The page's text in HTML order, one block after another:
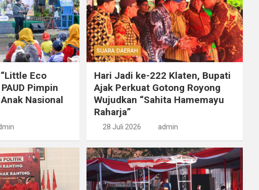
Eco
Pimpin
Nasional
SUARA DAERAH
Hari Jadi ke-222 Klaten, Bupati
Ajak Perkuat Gotong Royong
Wujudkan “Sahita Hamemayu
Raharja”
28 Juli 2026 admin